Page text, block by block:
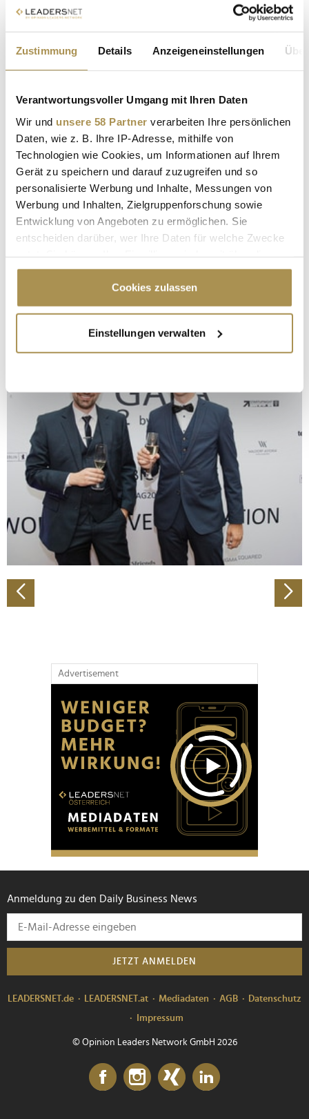
Zustimmung Details Anzeigeneinstellungen
Verantwortungsvoller Umgang mit Ihren Daten
Wir und unsere 58 Partner verarbeiten Ihre persönlichen
Daten, wie z. B. Ihre IP-Adresse, mithilfe von
Technologien wie Cookies, um Informationen auf Ihrem
Gerät zu speichern und darauf zuzugreifen und so
personalisierte Werbung und Inhalte, Messungen von
Werbung und Inhalten, Zielgruppenforschung sowie
Entwicklung von Angeboten zu ermöglichen. Sie
entscheiden darüber, wer Ihre Daten für welche Zwecke
Cookie-Erklärung oder durch Klicken auf das Privacy
Trigger Symbol ändern oder widerrufen
Informationen über Ihre geografische Lage
erfassen, welche bis auf einige Meter genau sein
bestimmten Merkmalen (Fingerprinting) identifizieren
Erfahren Sie mehr darüber, wie Ihre persönlichen Daten
verarbeitet werden, und legen Sie Ihre Präferenzen im
Abschnitt Einzelheitenfest.
Wir verwenden Cookies, um Inhalte und Anzeigen zu
personalisieren, Funktionen für soziale Medien anbieten
zu können und die Zugriffe auf unsere Website zu
analysieren. Außerdem geben wir Informationen zu Ihrer
Verwendung unserer Website an unsere Partner für
Partner führen diese Informationen möglicherweise mit
weiteren Daten zusammen, die Sie ihnen bereitgestellt
Cookies zulassen
Einstellungen verwalten
Advertisement
Anmeldung zu den Daily Business News
JETZT ANMELDEN
LEADERSNET.de LEADERSNET.at Mediadaten AGB
Datenschutz
Impressum
© Opinion Leaders Network GmbH 2026